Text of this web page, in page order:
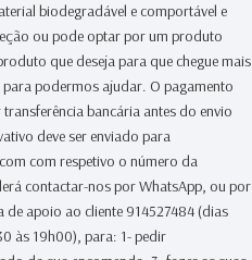
biodegradável e comportável e
ou pode optar por um produto
que deseja para que chegue mais
podermos ajudar. O pagamento
bancária antes do envio
deve ser enviado para
com respetivo o número da
contactar-nos por WhatsApp, ou por
de apoio ao cliente 914527484 (dias
às 19h00), para: 1- pedir